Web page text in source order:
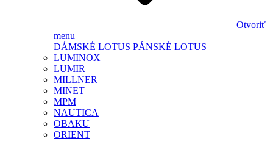
Otvoriť
menu
DÁMSKÉ LOTUS PÁNSKÉ LOTUS
LUMINOX
LUMIR
MILLNER
MINET
MPM
NAUTICA
OBAKU
ORIENT